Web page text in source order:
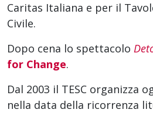
Caritas Italiana e per il
Civile.
Dopo cena lo spettacolo
for Change.
Dal 2003 il TESC organizza
nella data della ricorrenza